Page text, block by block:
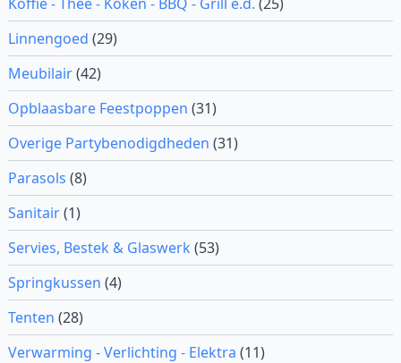
Linnengoed (29)
Meubilair(42)
Opblaasbare Feestpoppen (31)
Overige Partybenodigdheden (31)
Parasols (8)
Sanitair(1)
Servies, Bestek & Glaswerk (53)
Springkussen (4)
Tenten (28)
Verwarming - Verlichting - Elektra (11)